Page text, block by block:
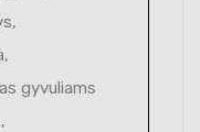
gyvuliams